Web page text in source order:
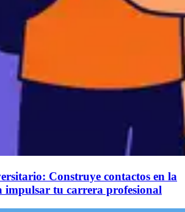
Construye contactos en la
impulsar tu carrera profesional